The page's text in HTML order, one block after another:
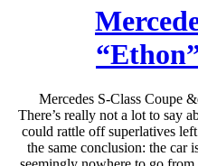
Mercedes S-Class Coupe
There’s really not a lot to say
could rattle off superlatives
the same conclusion: the car